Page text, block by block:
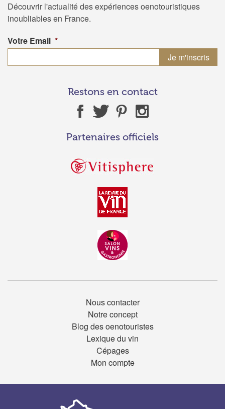
Découvrir l'actualité des expériences oenotouristiques
inoubliables en France.
Votre Email *
Restons en contact
Partenaires officiels
Nous contacter
Notre concept
Blog des oenotouristes
Lexique du vin
Cépages
Mon compte